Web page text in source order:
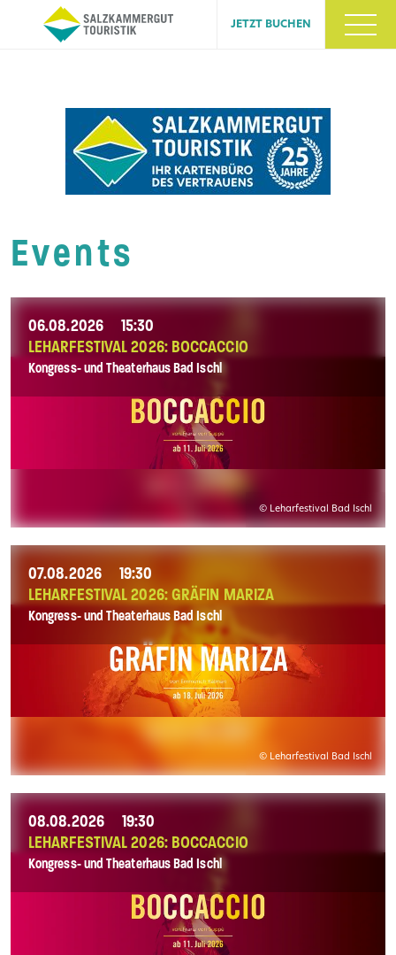
JETZT BUCHEN
Events
06.08.2026
15:30
LEHARFESTIVAL 2026: BOCCACCIO
Kongress- und Theaterhaus Bad Ischl
© Leharfestival Bad Ischl
07.08.2026
19:30
LEHARFESTIVAL 2026: GRÄFIN MARIZA
Kongress- und Theaterhaus Bad Ischl
© Leharfestival Bad Ischl
08.08.2026
19:30
LEHARFESTIVAL 2026: BOCCACCIO
Kongress- und Theaterhaus Bad Ischl